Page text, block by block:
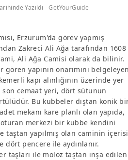
Yazıldı - GetYourGuide
Erzurum'da görev yapmış
Zakreci Ali Ağa tarafından 1608
Ali Ağa Camisi olarak da bilinir.
yapının onarımını
kapı alınlığının üzerinde yer
son cemaat yeri, dört sütunun
Bu kubbeler dıştan konik
mekanı kare planlı olan yapıda,
merkezi bir kubbe kendini
taştan yapılmış olan caminin içerisi
dört pencere ile aydınlanır.
taşları ile moloz taştan inşa edilen